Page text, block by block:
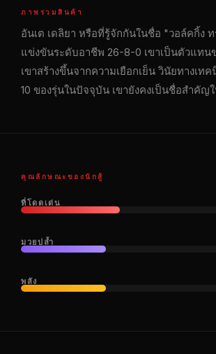
ภาพรวมสินค้า
อันเต เดลิยา หรือที่รู้จักกันในชื่อ "วอล์คกิ้ง
แข่งขันระดับอาชีพ 26-8-0 เขาเป็นตัวแทน
เขาสร้างขึ้นจากความเยือกเย็น วินัยทางเ
10 ของรุ่นในปัจจุบัน เขายังคงเป็นชื่อสำคั
คุณลักษณะของนักสู้
ที่โดดเด่น
มวยปล้ำ
พลัง